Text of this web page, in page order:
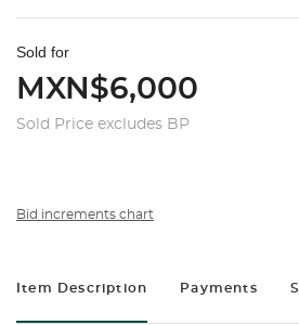
Sold for
MXN$6,000
Sold Price excludes BP
Bid increments chart
Item Description Payments